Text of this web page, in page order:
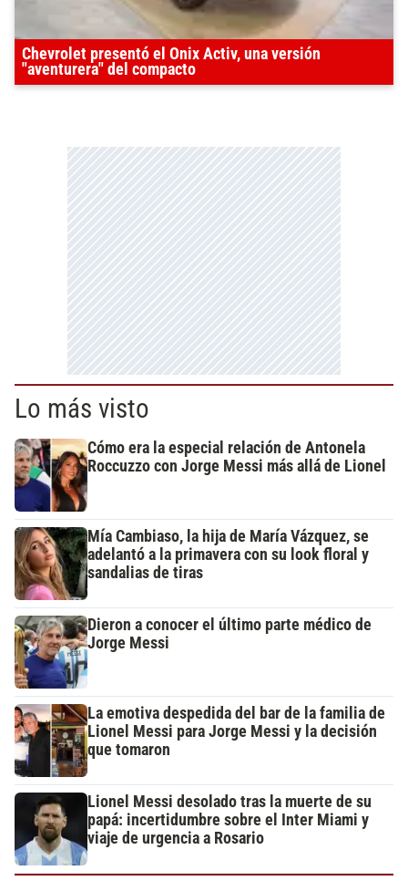
Chevrolet presentó el Onix Activ, una versión
"aventurera" del compacto
Lo más visto
Cómo era la especial relación de Antonela
Roccuzzo con Jorge Messi más allá de Lionel
Mía Cambiaso, la hija de María Vázquez, se
adelantó a la primavera con su look floral y
sandalias de tiras
Dieron a conocer el último parte médico de
Jorge Messi
La emotiva despedida del bar de la familia de
Lionel Messi para Jorge Messi y la decisión
que tomaron
Lionel Messi desolado tras la muerte de su
papá: incertidumbre sobre el Inter Miami y
viaje de urgencia a Rosario